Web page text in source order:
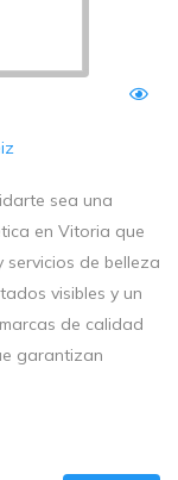
sea una
en Vitoria que
de belleza
visibles y un
de calidad
garantizan